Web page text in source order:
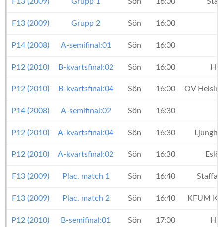
F13 (2009) Grupp 2 Sön 16:00
P14 (2008) A-semifinal:01 Sön 16:00
P12 (2010) B-kvartsfinal:02 Sön 16:00
P12 (2010) B-kvartsfinal:04 Sön 16:00 OV
P14 (2008) A-semifinal:02 Sön 16:30
P12 (2010) A-kvartsfinal:04 Sön 16:30
P12 (2010) A-kvartsfinal:02 Sön 16:30
F13 (2009) Plac. match 1 Sön 16:40
F13 (2009) Plac. match 2 Sön 16:40 KFUM
P12 (2010) B-semifinal:01 Sön 17:00